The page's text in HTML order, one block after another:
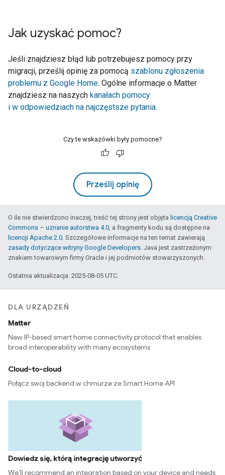
Jak uzyskać pomoc?
Jeśli znajdziesz błąd lub potrzebujesz pomocy przy
migracji, prześlij opinię za pomocą szablonu zgłoszenia
problemu z Google Home. Ogólne informacje o Matter
znajdziesz na naszych kanałach pomocy
i w odpowiedziach na najczęstsze pytania.
Czy te wskazówki były pomocne?
Prześlij opinię
O ile nie stwierdzono inaczej, treść tej strony jest objęta licencją Creative
Commons – uznanie autorstwa 4.0, a fragmenty kodu są dostępne na
licencji Apache 2.0. Szczegółowe informacje na ten temat zawierają
zasady dotyczące witryny Google Developers. Java jest zastrzeżonym
znakiem towarowym firmy Oracle i jej podmiotów stowarzyszonych.
Ostatnia aktualizacja: 2025-08-05 UTC.
DLA URZĄDZEŃ
Matter
New IP-based smart home connectivity protocol that enables
broad interoperability with many ecosystems
Cloud-to-cloud
Połącz swój backend w chmurze ze Smart Home API
Dowiedz się, którą integrację utworzyć
We’ll recommend an integration based on your device and needs